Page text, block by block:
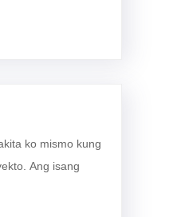
ko mismo kung
Ang isang